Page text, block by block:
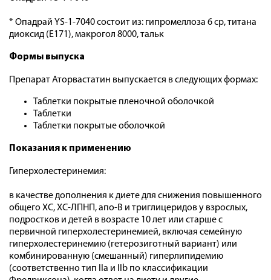
* Опадрай YS-1-7040 состоит из: гипромеллоза 6 ср, титана
диоксид (Е171), макрогол 8000, тальк
Формы выпуска
Препарат Аторвастатин выпускается в следующих формах:
Таблетки покрытые пленочной оболочкой
Таблетки
Таблетки покрытые оболочкой
Показания к применению
Гиперхолестеринемия:
в качестве дополнения к диете для снижения повышенного
общего ХС, ХС-ЛПНП, апо-В и триглицеридов у взрослых,
подростков и детей в возрасте 10 лет или старше с
первичной гиперхолестеринемией, включая семейную
гиперхолестеринемию (гетерозиготный вариант) или
комбинированную (смешанный) гиперлипидемию
(соответственно тип IIa и IIb по классификации